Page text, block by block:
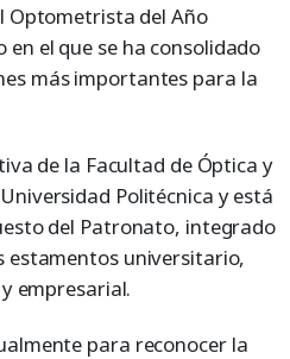
Optometrista del Año
en el que se ha consolidado
más importantes para la
de la Facultad de Óptica y
Politécnica y está
del Patronato, integrado
estamentos universitario,
empresarial.
para reconocer la